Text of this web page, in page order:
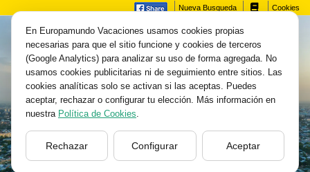
Nueva Busqueda Cookies
En Europamundo Vacaciones usamos cookies propias
necesarias para que el sitio funcione y cookies de terceros
(Google Analytics) para analizar su uso de forma agregada. No
usamos cookies publicitarias ni de seguimiento entre sitios. Las
cookies analíticas solo se activan si las aceptas. Puedes
aceptar, rechazar o configurar tu elección. Más información en
nuestra Política de Cookies.
Rechazar Configurar Aceptar